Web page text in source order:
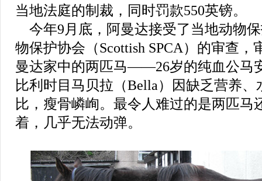
当地法庭的制裁，同时罚款550英镑。
今年9月底，阿曼达接受了当地动物
物保护协会（Scottish SPCA）的审查
曼达家中的两匹马——26岁的纯血公马
比利时目马贝拉（Bella）因缺乏营养
比，瘦骨嶙峋。最令人难过的是两匹马
着，几乎无法动弹。